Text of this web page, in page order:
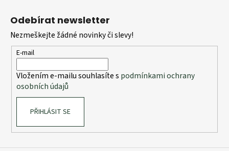
Odebírat newsletter
Nezmeškejte žádné novinky či slevy!
E-mail
Vložením e-mailu souhlasíte s podmínkami ochrany
osobních údajů
PŘIHLÁSIT SE